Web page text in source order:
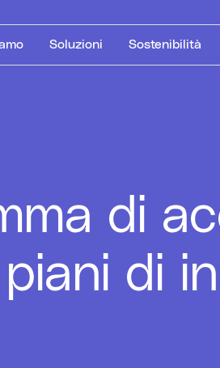
Soluzioni Sostenibilità
di
di